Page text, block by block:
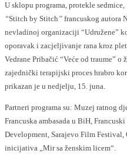
U sklopu programa, protekle
“Stitch by Stitch ” francuskog autora
nevladinoj organizaciji “Udružene”
oporavak i zacjeljivanje rana kroz
Vedrane Pribačić “Veće od traume”
zajednički terapijski proces hrabro
prikazan je u nedjelju, 15. juna.
Partneri programa su: Muzej ratnog
Francuska ambasada u BiH,
Development, Sarajevo Film
inicijativa „Mir sa ženskim licem“.